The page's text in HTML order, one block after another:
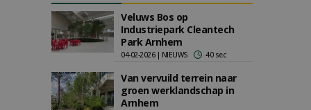
Veluws Bos op
Industriepark Cleantech
Park Arnhem
04-02-2026 | NIEUWS 40 sec
Van vervuild terrein naar
groen werklandschap in
Arnhem